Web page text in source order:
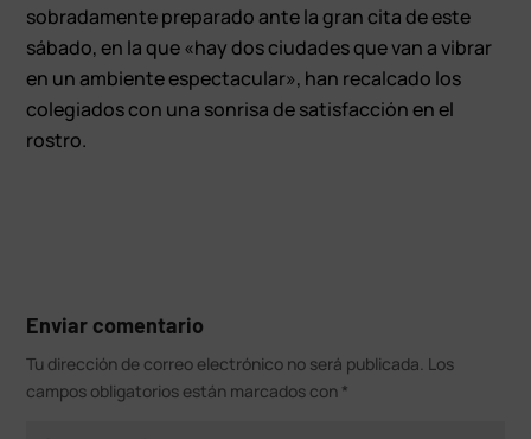
sobradamente preparado ante la gran cita de este
sábado, en la que «hay dos ciudades que van a vibrar
en un ambiente espectacular», han recalcado los
colegiados con una sonrisa de satisfacción en el
rostro.
Enviar comentario
Tu dirección de correo electrónico no será publicada. Los
campos obligatorios están marcados con *